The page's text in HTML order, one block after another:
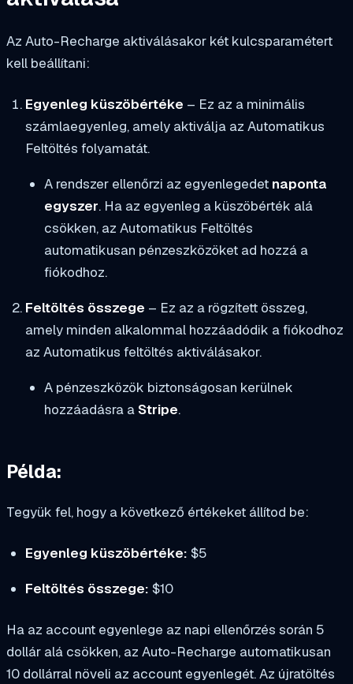
Az Auto-Recharge aktiválásakor két kulcsparamétert
kell beállítani:
Egyenleg küszöbértéke – Ez az a minimális
számlaegyenleg, amely aktiválja az Automatikus
Feltöltés folyamatát.
A rendszer ellenőrzi az egyenlegedet naponta
egyszer. Ha az egyenleg a küszöbérték alá
csökken, az Automatikus Feltöltés
automatikusan pénzeszközöket ad hozzá a
fiókodhoz.
Feltöltés összege – Ez az a rögzített összeg,
amely minden alkalommal hozzáadódik a fiókodhoz
az Automatikus feltöltés aktiválásakor.
A pénzeszközök biztonságosan kerülnek
hozzáadásra aStripe.
Példa:
Tegyük fel, hogy a következő értékeket állítod be:
Egyenleg küszöbértéke: $5
Feltöltés összege: $10
Ha az account egyenlege az napi ellenőrzés során 5
dollár alá csökken, az Auto-Recharge automatikusan
10 dollárral növeli az account egyenlegét. Az újratöltés